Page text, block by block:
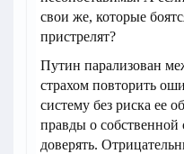
свои же, которые
пристрелят?
Путин парализован
страхом повторить
систему без риска ее
правды о
доверять.